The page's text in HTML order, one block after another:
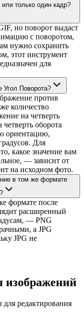
только один кадр?
но поворот выдаст
с поворотом,
нужно сохранить
этот инструмент
для
Угол Поворота?
против
количество
на четверть
оборота
ориентацию,
Для
какое значение вам
— зависит от
на исходном фото.
в том же формате
формате после
расширенный
— PNG
а JPG
JPG не
изображений
редактирования